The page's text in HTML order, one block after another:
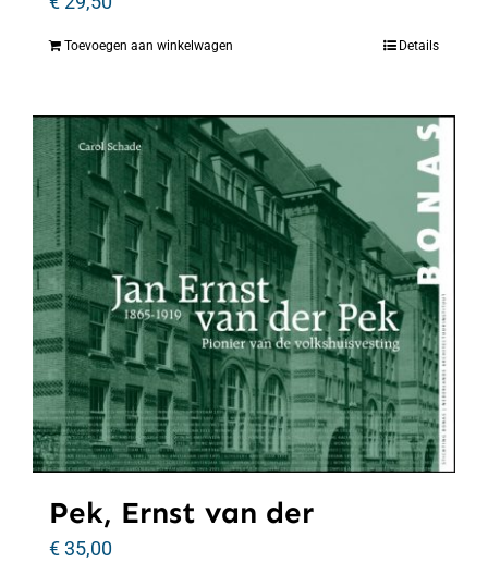
Toevoegen aan winkelwagen Details
Pek, Ernst van der
€35,00